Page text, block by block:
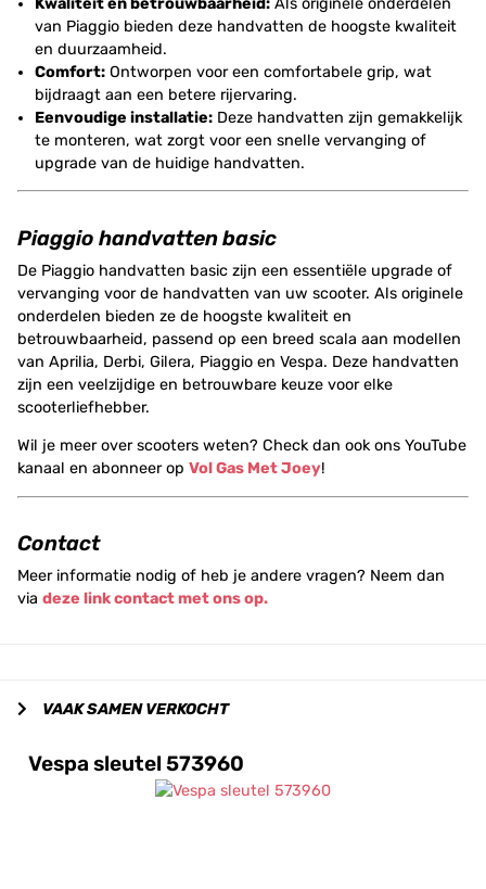
van Piaggio bieden deze handvatten de hoogste kwaliteit
en duurzaamheid.
Comfort: Ontworpen voor een comfortabele grip, wat
bijdraagt aan een betere rijervaring.
Eenvoudige installatie: Deze handvatten zijn gemakkelijk
te monteren, wat zorgt voor een snelle vervanging of
upgrade van de huidige handvatten.
Piaggio handvatten basic
De Piaggio handvatten basic zijn een essentiële upgrade of
vervanging voor de handvatten van uw scooter. Als originele
onderdelen bieden ze de hoogste kwaliteit en
betrouwbaarheid, passend op een breed scala aan modellen
van Aprilia, Derbi, Gilera, Piaggio en Vespa. Deze handvatten
zijn een veelzijdige en betrouwbare keuze voor elke
scooterliefhebber.
Wil je meer over scooters weten? Check dan ook ons YouTube
kanaal en abonneer op Vol Gas Met Joey!
Contact
Meer informatie nodig of heb je andere vragen? Neem dan
via deze link contact met ons op.
VAAK SAMEN VERKOCHT
Vespa sleutel 573960